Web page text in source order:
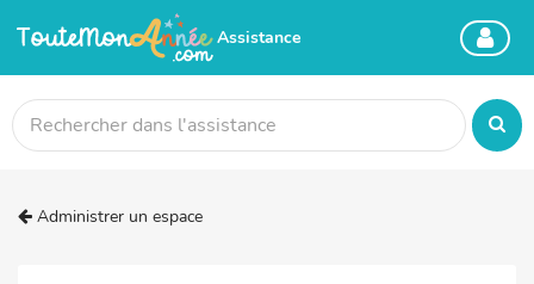
Assistance
Administrer un espace